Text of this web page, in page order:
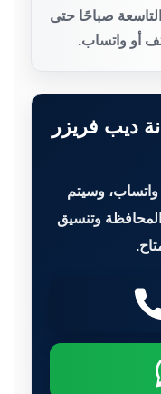
صباحًا حتى
أو واتساب.
ديب فريزر
واتساب، وسيتم
وتنسيق